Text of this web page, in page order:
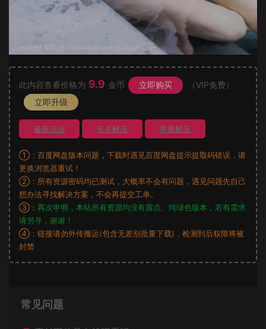
此内容查看价格为 9.9 金币 立即购买
（VIP免费）
立即升级
最新活动 安卓解压 苹果解压
①：百度网盘版本问题，下载时遇见百度网盘提示提取码错误，请
更换浏览器重试！
②：所有资源密码均已测试，大概率不会有问题，遇见问题先自己
想办法寻找解决方案，不会再提交工单。
③： 再次申明，本站所有资源均没有露点、纯绿色版本，若有需求
请另寻，谢谢！
④：链接请勿外传搬运(包含无差别批量下载)，检测到后权限将被
封禁
常见问题